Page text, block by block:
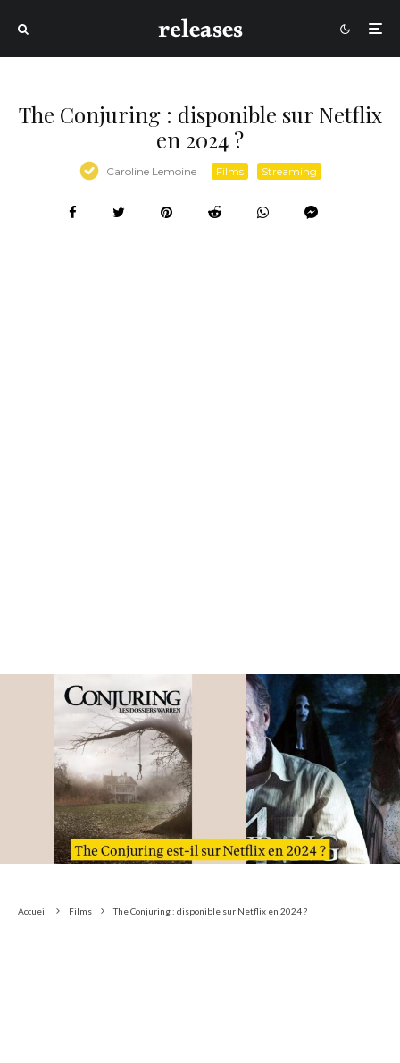
The Conjuring : disponible sur Netflix
en 2024 ?
Caroline Lemoine · Films Streaming
Accueil Films The Conjuring : disponible sur Netflix en 2024 ?